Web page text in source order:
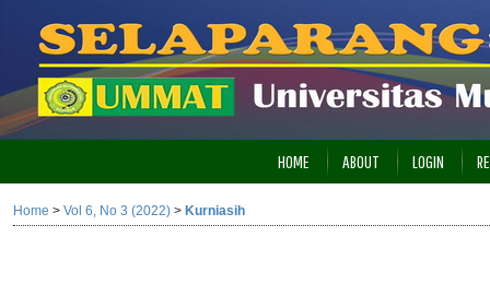
HOME ABOUT LOGIN
Home > Vol 6, No 3 (2022) > Kurniasih